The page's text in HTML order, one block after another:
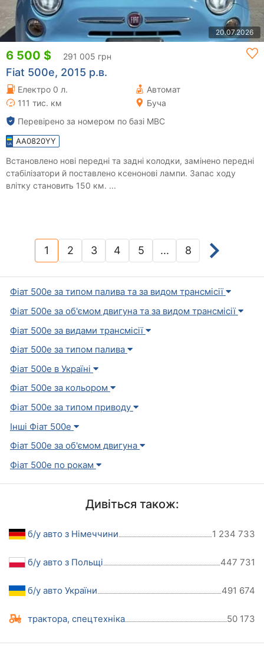
20.07.2026
6 500 $ 291 005 грн
Fiat 500e, 2015 р.в.
Електро 0 л.
Автомат
111 тис. км
Буча
Перевірено за номером по базі МВС
AA0820YY
Встановлено нові передні та задні колодки, замінено передні
стабілізатори й поставлено ксенонові лампи. Запас ходу
влітку становить 150 км. ...
1(current)
2 3 4 5 ... 8
Фіат 500e за типом палива та за видом трансмісії
Фіат 500e за об'ємом двигуна та за видом трансмісії
Фіат 500e за видами трансмісії
Фіат 500e за типом палива
Фіат 500e в Україні
Фіат 500e за кольором
Фіат 500e за типом приводу
Інші Фіат 500e
Фіат 500e за об'ємом двигуна
Фіат 500e по рокам
Дивіться також:
б/у авто з Німеччини 1 234 733
б/у авто з Польщі 447 731
б/у авто України 491 674
трактора, спецтехніка 50 173